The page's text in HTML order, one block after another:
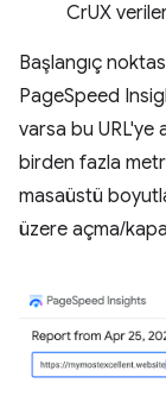
CrUX
Başlangıç
PageSpeed
varsa bu URL'ye
birden fazla
masaüstü
üzere açma/